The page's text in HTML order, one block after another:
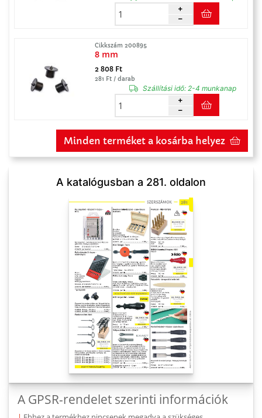
Cikkszám 200895
8 mm
2 808 Ft
281 Ft / darab
Szállítási idő:2-4 munkanap
Minden terméket a kosárba helyez
A katalógusban a 281. oldalon
A GPSR-rendelet szerinti információk